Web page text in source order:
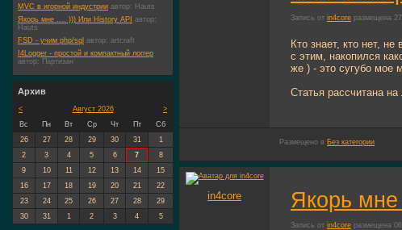
Запись от in4core размещена
Кто знает, кто нет,
с этим, накопился
же ) - это сугубо мое
Статья рассчитана
Размещено в Без категории
in4core Якорь
Запись от in4core размещена
MVC в игорной индустрии автор: Hauts
Якорь мне .... ))) Или History API автор:
Hauts
FSD - учим php/sql автор: artcraft
I4Logger - простой и компактный логгер
автор: Партизан
Архив
< >
Август 2026
Вс
Пн Вт Ср Чт Пт
Сб
26
27 28 29 30 31
1
2
3 4 5 6 7
8
9
10 11 12 13 14
15
16
17 18 19 20 21
22
23
24 25 26 27 28
29
30
31 1 2 3 4 5